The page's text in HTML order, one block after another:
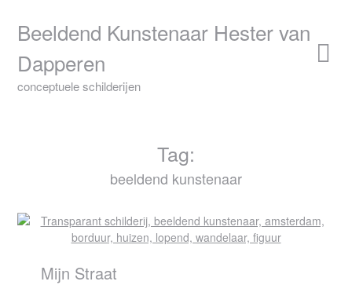
contentBeeldend Kunstenaar Hester van
Dapperen
conceptuele schilderijen
Tag:
beeldend kunstenaar
Mijn Straat